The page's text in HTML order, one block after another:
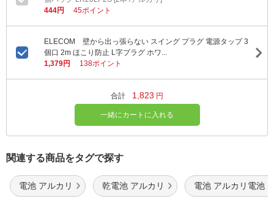
444円
45ポイント
ELECOM 壁から出っ張らない スイング プラグ 電源タップ 3
個口 2m ほこり防止 L字プラグ ホワ...
1,379円
138ポイント
合計 1,823 円
一緒にカートに入れる
関連する商品をタグで探す
電池 アルカリ 乾電池 アルカリ 電池 アルカリ電池